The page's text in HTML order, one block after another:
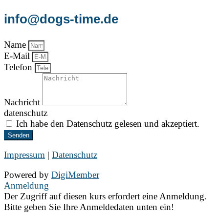
info@dogs-time.de
Name
E-Mail
Telefon
Nachricht
datenschutz
Ich habe den Datenschutz gelesen und akzeptiert.
Senden
Impressum | Datenschutz
Powered by DigiMember
Anmeldung
Der Zugriff auf diesen kurs erfordert eine Anmeldung.
Bitte geben Sie Ihre Anmeldedaten unten ein!